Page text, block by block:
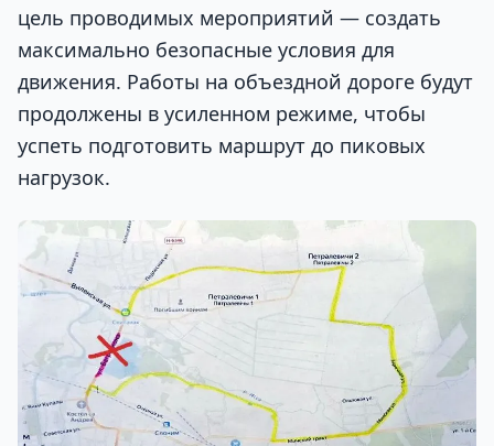
цель проводимых мероприятий — создать
максимально безопасные условия для
движения. Работы на объездной дороге будут
продолжены в усиленном режиме, чтобы
успеть подготовить маршрут до пиковых
нагрузок.